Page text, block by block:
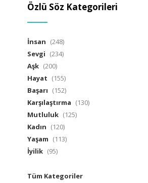
Özlü Söz Kategorileri
İnsan (248)
Sevgi (234)
Aşk (200)
Hayat (155)
Başarı (152)
Karşılaştırma (130)
Mutluluk (125)
Kadın (120)
Yaşam (113)
İyilik (95)
Tüm Kategoriler